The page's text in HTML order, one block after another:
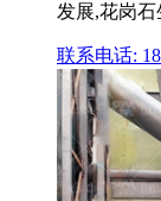
发展,花岗
联系电话: